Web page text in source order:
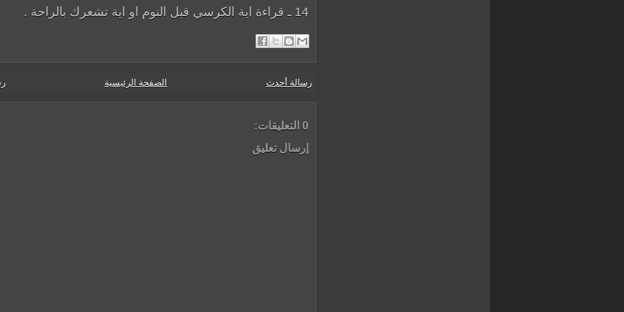
14 ـ قراءة اية الكرسي قبل النوم او اية تشعرك بالراحة .
رسالة أحدث الصفحة الرئيسية
0 التعليقات:
إرسال تعليق